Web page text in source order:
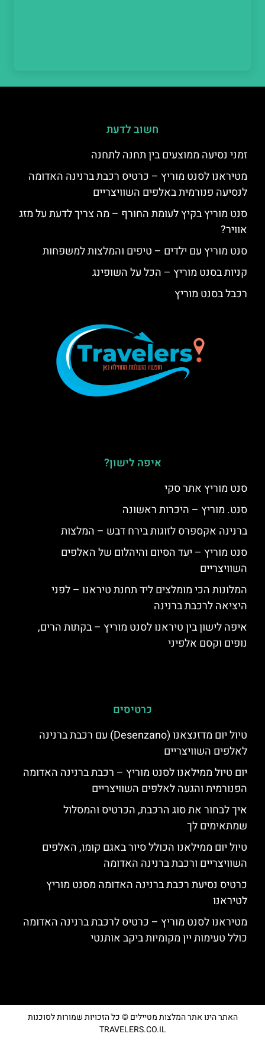
חשוב לדעת
זמני נסיעה ממוצעים בין תחנה לתחנה
מטיראנו לסנט מוריץ – כרטיס רכבת ברנינה האדומה
לנסיעה פנורמית באלפים השוויצריים
סנט מוריץ בקיץ לעומת החורף – מה צריך לדעת על מזג
אוויר?
סנט מוריץ עם ילדים – טיפים והמלצות למשפחות
קניות בסנט מוריץ – הכל על השופינג
רכבל בסנט מוריץ
איפה לישון?
סנט מוריץ אתר סקי
סנט. מוריץ – היכרות ראשונה
ברנינה אקספרס לזוגות בירח דבש – המלצות
סנט מוריץ – יעד הסיום והיהלום של האלפים
השוויצריים
המלונות הכי מומלצים ליד תחנת טיראנו – לפני
היציאה לרכבת ברנינה
איפה לישון בין טיראנו לסנט מוריץ – בקתות הרים,
נופים וקסם אלפיני
כרטיסים
טיול יום מדזנצאנו (Desenzano) עם רכבת ברנינה
לאלפים השוויצריים
יום טיול ממילאנו לסנט מוריץ – רכבת ברנינה האדומה
הפנורמית והגעה לאלפים השוויצריים
איך לבחור את סוג הרכבת, הכרטיס והמסלול
שמתאימים לך
טיול יום ממילאנו הכולל סיור באגם קומו, האלפים
השוויצריים ורכבת ברנינה האדומה
כרטיס נסיעת רכבת ברנינה האדומה מסנט מוריץ
לטיראנו
מטיראנו לסנט מוריץ – כרטיס לרכבת ברנינה האדומה
כולל טעימות יין מקומיות ביקב אותנטי
האתר הינו אתר המלצות מטיילים © כל הזכויות שמורות לסוכנות
TRAVELERS.CO.IL